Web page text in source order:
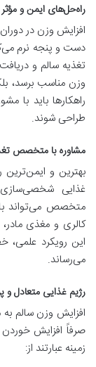
راه‌حل‌های ایمن و
افزایش وزن در
دست و پنجه نرم
تغذیه سالم و
وزن مناسب برسد،
راهکارها باید با
طراحی شوند.
مشاوره با متخصص
بهترین و
غذایی
متخصص می‌تواند
کالری و مغذی
این رویکرد
می‌رساند.
رژیم غذایی متعادل و
افزایش وزن سالم
صرفاً افزایش
زمینه عبارتند از: